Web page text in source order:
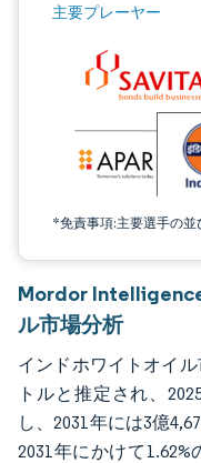
主要プレーヤー
*免責事項:主要選手の並
画像 © Mordor
Mordor
ル市場分析
インドホワイトオイル
トルと推定され、
し、2031年には3億
2031年にかけて